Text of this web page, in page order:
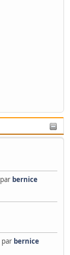
par bernice
par bernice